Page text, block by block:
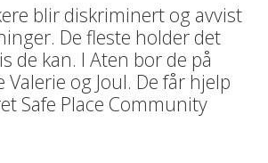
blir diskriminert og avvist
De fleste holder det
de kan. I Aten bor de på
Valerie og Joul. De får hjelp
Safe Place Community